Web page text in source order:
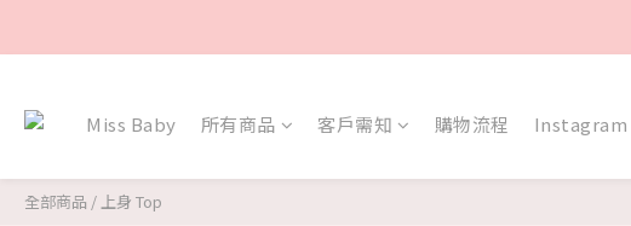
Miss Baby 所有商品 客戶需知 購物流程 Instagram
全部商品 /上身 Top